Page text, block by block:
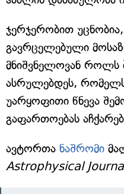
ჯერჯერობით უცნობია,
გავრცელებული
მნიშვნელოვან როლს
ასრულებდეს,
უარყოფითი წნევა
გაფართოებას
ავტორთა ნაშრომი
Astrophysical Journa